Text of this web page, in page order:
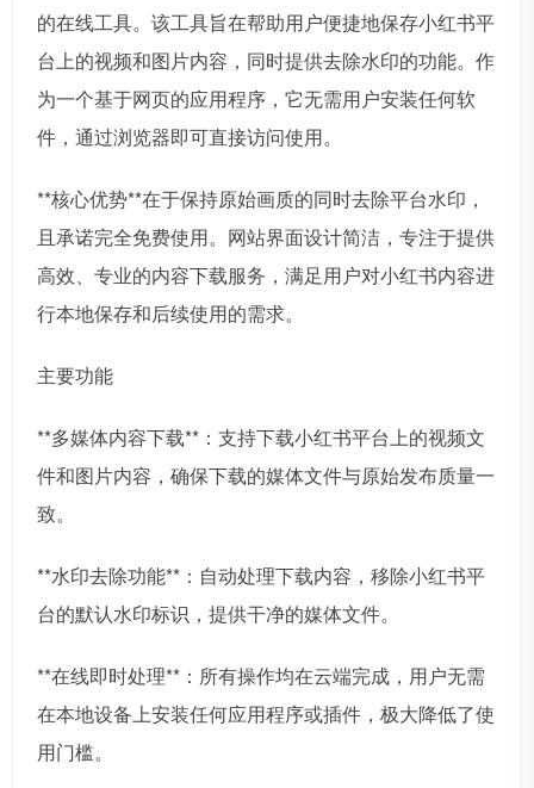
的在线工具。该工具旨在帮助用户便捷地保存小红书平
台上的视频和图片内容，同时提供去除水印的功能。作
为一个基于网页的应用程序，它无需用户安装任何软
件，通过浏览器即可直接访问使用。
**核心优势**在于保持原始画质的同时去除平台水印，
且承诺完全免费使用。网站界面设计简洁，专注于提供
高效、专业的内容下载服务，满足用户对小红书内容进
行本地保存和后续使用的需求。
主要功能
**多媒体内容下载**：支持下载小红书平台上的视频文
件和图片内容，确保下载的媒体文件与原始发布质量一
致。
**水印去除功能**：自动处理下载内容，移除小红书平
台的默认水印标识，提供干净的媒体文件。
**在线即时处理**：所有操作均在云端完成，用户无需
在本地设备上安装任何应用程序或插件，极大降低了使
用门槛。